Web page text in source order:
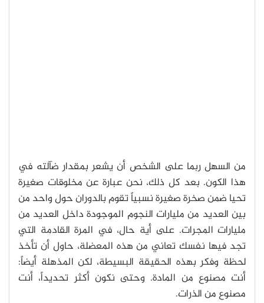
من السهل ربما على الشخص أن يشعر بمقدار ضآلته في
هذا الكون. بعد كل ذلك، نحن عبارة عن مخلوقات صغيرة
تحيا ضمن صخرة صغيرة نسبياً تقوم بالدوران حول واحد من
بين العديد من مليارات النجوم الموجودة داخل العديد من
مليارات المجرات. على أية حال، في المرة القادمة التي
تجد فيها نفسك تعاني من هذه المعضلة، حاول أن تأخذ
لحظة وفكر بهذه الحقيقة البسيطة، لكن المذهلة أيضاً:
أنت مصنوع من المادة. وحتى نكون أكثر تحديداً، أنت
مصنوع من الذرات.